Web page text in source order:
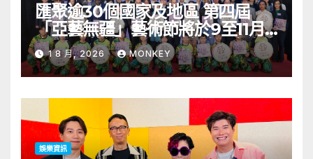
匯聚逾30個國家及地區 第四屆
「亞藝無疆」藝術節將於9至11月
舉行 開幕節目《三角演義》音樂會
演出陣容包括王雙駿夥拍恭碩良 聯
同來自蒙古的Uuhai、韓國的
KARDI和泰國的KIKI震懾舞台
1 8 月, 2026 MONKEY
娛樂資訊